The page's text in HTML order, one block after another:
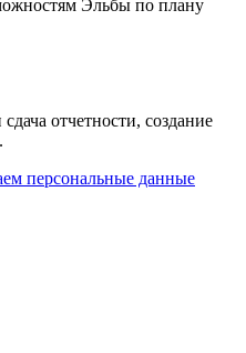
Эльбы по плану
отчетности, создание
персональные данные